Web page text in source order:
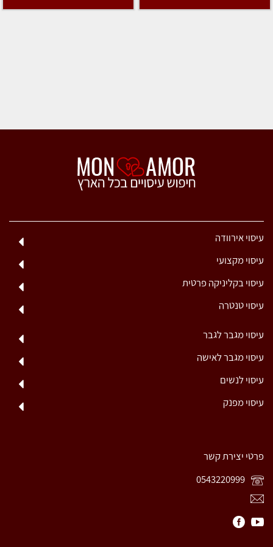
עיסוי אירוודה
עיסוי מקצועי
עיסוי בקליניקה פרטית
עיסוי טנטרה
עיסוי מגבר לגבר
עיסוי מגבר לאישה
עיסוי לנשים
עיסוי מפנק
פרטי יצירת קשר